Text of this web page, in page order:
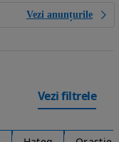
Vezi anunțurile
Vezi filtrele